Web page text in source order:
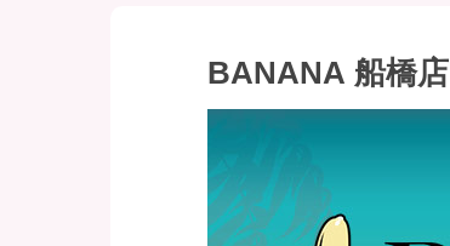
BANANA 船橋店